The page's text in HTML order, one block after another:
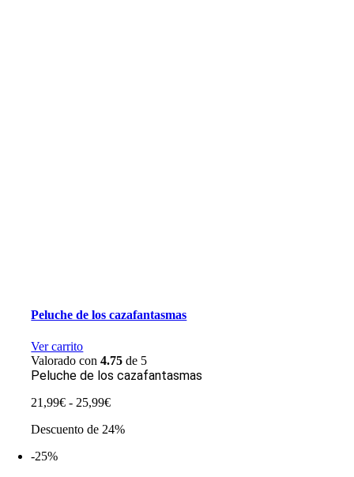
Peluche de los cazafantasmas
Ver carrito
Valorado con4.75 de 5
Peluche de los cazafantasmas
21,99€ - 25,99€Rango
precios:
Descuento de 24%
-25%